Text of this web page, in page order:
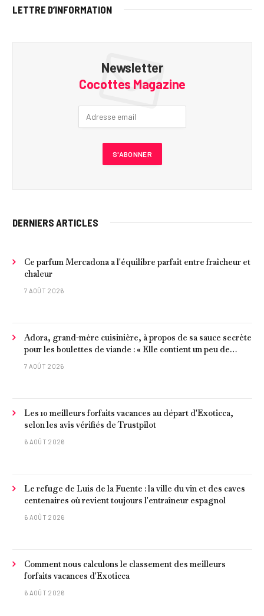
LETTRE D’INFORMATION
Newsletter
Cocottes Magazine
DERNIERS ARTICLES
Ce parfum Mercadona a l'équilibre parfait entre fraîcheur et
chaleur
7 AOÛT 2026
Adora, grand-mère cuisinière, à propos de sa sauce secrète
pour les boulettes de viande : « Elle contient un peu de
curcuma, du poivre, une poignée d'amandes et des tomates
7 AOÛT 2026
Les 10 meilleurs forfaits vacances au départ d'Exoticca,
selon les avis vérifiés de Trustpilot
6 AOÛT 2026
Le refuge de Luis de la Fuente : la ville du vin et des caves
centenaires où revient toujours l'entraîneur espagnol
6 AOÛT 2026
Comment nous calculons le classement des meilleurs
forfaits vacances d'Exoticca
6 AOÛT 2026